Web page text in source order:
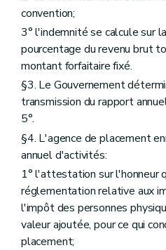
convention;
3° l'indemnité se calcule sur
pourcentage du revenu brut
montant forfaitaire fixé.
§3. Le Gouvernement
transmission du rapport
5°.
§4. L'agence de placement
annuel d'activités:
1° l'attestation sur l'honneur
réglementation relative aux
l'impôt des personnes
valeur ajoutée, pour ce qui
placement;